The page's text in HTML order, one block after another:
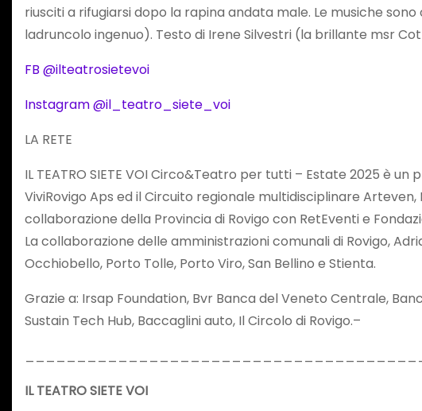
riusciti a rifugiarsi dopo la rapina andata male. Le musiche
ladruncolo ingenuo). Testo di Irene Silvestri (la brillante msr
FB @ilteatrosietevoi
Instagram @il_teatro_siete_voi
LA RETE
IL TEATRO SIETE VOI Circo&Teatro per tutti – Estate 2025 è
ViviRovigo Aps ed il Circuito regionale multidisciplinare
collaborazione della Provincia di Rovigo con RetEventi e
La collaborazione delle amministrazioni comunali di Rovigo,
Occhiobello, Porto Tolle, Porto Viro, San Bellino e Stienta.
Grazie a: Irsap Foundation, Bvr Banca del Veneto Centrale,
Sustain Tech Hub, Baccaglini auto, Il Circolo di Rovigo.–
IL TEATRO SIETE VOI